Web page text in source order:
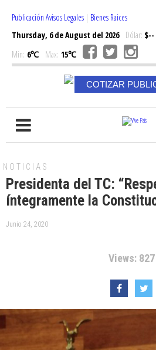
Publicación Avisos Legales | Bienes Raices
Thursday, 6 de August del 2026Dólar: $--
Min: 6℃ Max: 15℃
COTIZAR
NOTICIAS
Presidenta del TC:
íntegramente la
Junio 24, 2020
Views: 827